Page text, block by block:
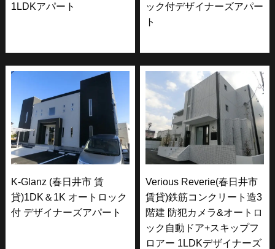
1LDKアパート
ック付デザイナーズアパー
ト
K-Glanz (春日井市 賃
貸)1DK＆1K オートロック
付 デザイナーズアパート
Verious Reverie(春日井市
賃貸)鉄筋コンクリート造3
階建 防犯カメラ&オートロ
ック自動ドア+スキップフ
ロアー 1LDKデザイナーズ